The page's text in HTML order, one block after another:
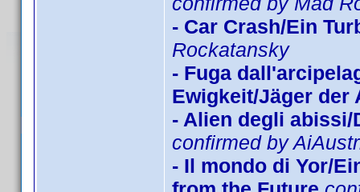
- Car Crash/Ein
Rockatansky
- Fuga
Ewigkeit/Jäger der
- Alien degli abissi/
confirmed by
- Il mondo di Yor/